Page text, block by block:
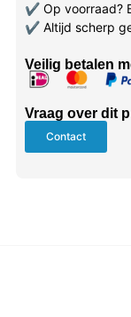
✔Op voorraad?
✔Altijd scherp
Veilig betalen
Vraag over dit
Contact